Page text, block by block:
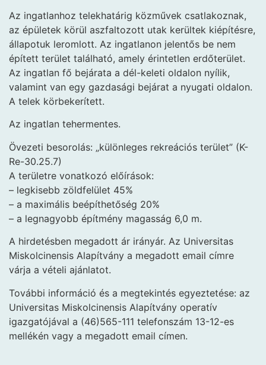
Az ingatlanhoz telekhatárig közművek csatlakoznak,
az épületek körül aszfaltozott utak kerültek kiépítésre,
állapotuk leromlott. Az ingatlanon jelentős be nem
épített terület található, amely érintetlen erdőterület.
Az ingatlan fő bejárata a dél-keleti oldalon nyílik,
valamint van egy gazdasági bejárat a nyugati oldalon.
A telek körbekerített.
Az ingatlan tehermentes.
Övezeti besorolás: „különleges rekreációs terület” (K-
Re-30.25.7)
A területre vonatkozó előírások:
– legkisebb zöldfelület 45%
– a maximális beépíthetőség 20%
– a legnagyobb építmény magasság 6,0 m.
A hirdetésben megadott ár irányár. Az Universitas
Miskolcinensis Alapítvány a megadott email címre
várja a vételi ajánlatot.
További információ és a megtekintés egyeztetése: az
Universitas Miskolcinensis Alapítvány operatív
igazgatójával a (46)565-111 telefonszám 13-12-es
mellékén vagy a megadott email címen.